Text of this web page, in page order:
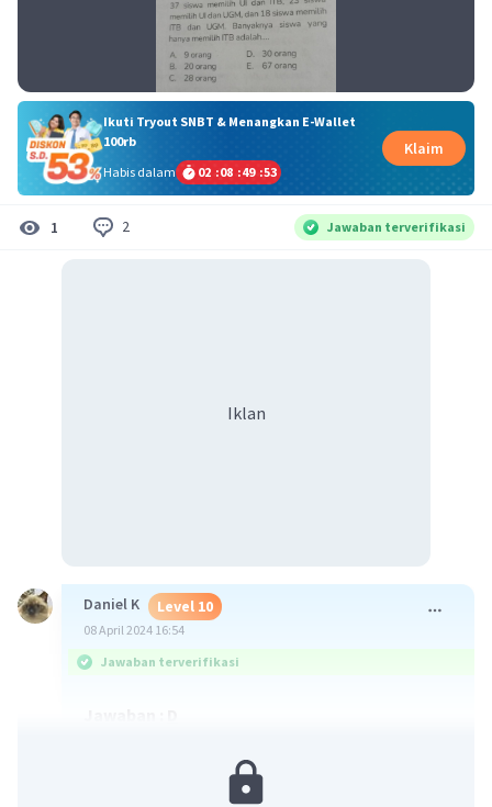
Ikuti Tryout SNBT & Menangkan E-Wallet
100rb
Habis dalam
02 :08 :49 :52
Klaim
1 2 Jawaban terverifikasi
Iklan
Daniel K Level 10
08 April 2024 16:54
Jawaban terverifikasi
Penjelasan ada pada gambar ya, boleh
ditanyakan kalau masih bingung